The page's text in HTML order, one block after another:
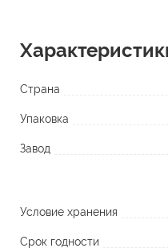
Страна
Упаковка
Завод
Условие хранения
Срок годности